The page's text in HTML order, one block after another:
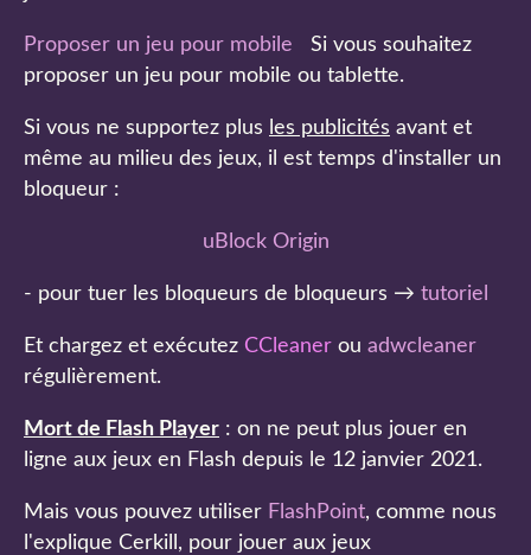
Proposer un jeu pour mobile Si vous souhaitez
proposer un jeu pour mobile ou tablette.
Si vous ne supportez plus les publicités avant et
même au milieu des jeux, il est temps d'installer un
bloqueur :
uBlock Origin
- pour tuer les bloqueurs de bloqueurs → tutoriel
Et chargez et exécutez CCleaner ou adwcleaner
régulièrement.
Mort de Flash Player : on ne peut plus jouer en
ligne aux jeux en Flash depuis le 12 janvier 2021.
Mais vous pouvez utiliser FlashPoint, comme nous
l'explique Cerkill, pour jouer aux jeux